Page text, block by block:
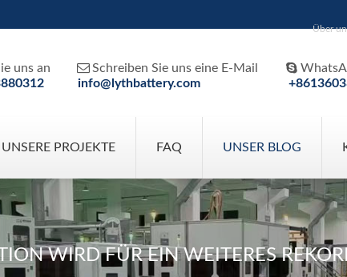
Über
uns an
 Schreiben Sie uns eine E-Mail
info@lythbattery.com

UNSERE PROJEKTE FAQ UNSER BLOG
WIRD FÜR EIN WEITERES